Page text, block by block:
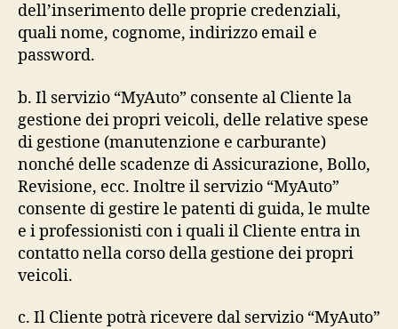
dell’inserimento delle proprie credenziali,
quali nome, cognome, indirizzo email e
password.
b. Il servizio “MyAuto” consente al Cliente la
gestione dei propri veicoli, delle relative spese
di gestione (manutenzione e carburante)
nonché delle scadenze di Assicurazione, Bollo,
Revisione, ecc. Inoltre il servizio “MyAuto”
consente di gestire le patenti di guida, le multe
e i professionisti con i quali il Cliente entra in
contatto nella corso della gestione dei propri
veicoli.
c. Il Cliente potrà ricevere dal servizio “MyAuto”